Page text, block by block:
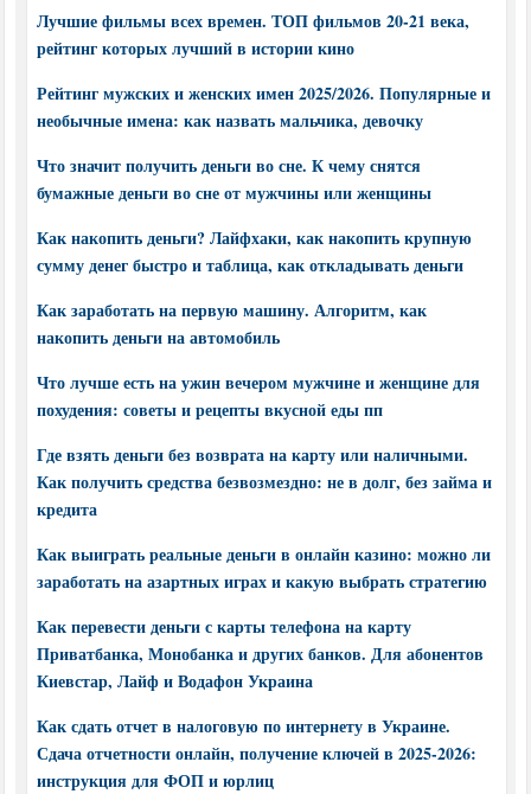
Лучшие фильмы всех времен. ТОП фильмов 20-21 века,
рейтинг которых лучший в истории кино
Рейтинг мужских и женских имен 2025/2026. Популярные и
необычные имена: как назвать мальчика, девочку
Что значит получить деньги во сне. К чему снятся
бумажные деньги во сне от мужчины или женщины
Как накопить деньги? Лайфхаки, как накопить крупную
сумму денег быстро и таблица, как откладывать деньги
Как заработать на первую машину. Алгоритм, как
накопить деньги на автомобиль
Что лучше есть на ужин вечером мужчине и женщине для
похудения: советы и рецепты вкусной еды пп
Где взять деньги без возврата на карту или наличными.
Как получить средства безвозмездно: не в долг, без займа и
кредита
Как выиграть реальные деньги в онлайн казино: можно ли
заработать на азартных играх и какую выбрать стратегию
Как перевести деньги с карты телефона на карту
Приватбанка, Монобанка и других банков. Для абонентов
Киевстар, Лайф и Водафон Украина
Как сдать отчет в налоговую по интернету в Украине.
Сдача отчетности онлайн, получение ключей в 2025-2026:
инструкция для ФОП и юрлиц